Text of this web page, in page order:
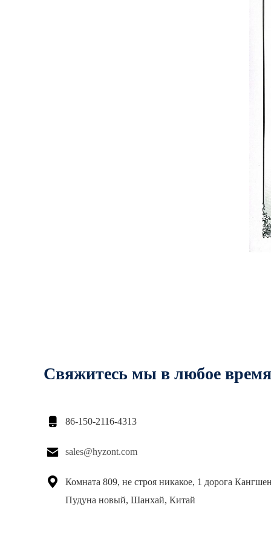
Свяжитесь мы в любое время
 86-150-2116-4313
 sales@hyzont.com

Комната 809, не строя никакое, 1 дорога
Пудуна новый, Шанхай, Китай